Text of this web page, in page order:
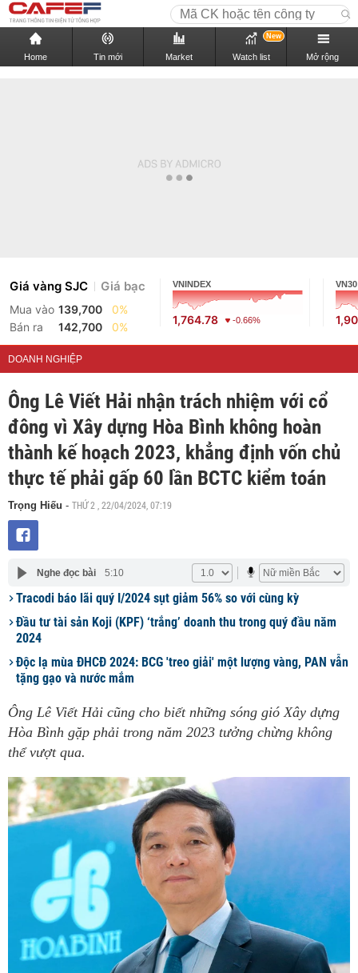
Home Tin mới Market Watch list
New
Mở rộng
Giá vàng SJC Giá bạc
Mua vào 139,700
0%
Bán ra
142,700 0%
VNINDEX
1,764.78 -0.66%
VN30
DOANH NGHIỆP
Ông Lê Viết Hải nhận trách nhiệm với cổ
đông vì Xây dựng Hòa Bình không hoàn
thành kế hoạch 2023, khẳng định vốn chủ
thực tế phải gấp 60 lần BCTC kiểm toán
Trọng Hiếu - THỨ 2 , 22/04/2024, 07:19
Nghe đọc bài 5:10
Tracodi báo lãi quý I/2024 sụt giảm 56% so với cùng kỳ
Đầu tư tài sản Koji (KPF) ‘trắng’ doanh thu trong quý đầu năm
2024
Độc lạ mùa ĐHCĐ 2024: BCG 'treo giải' một lượng vàng, PAN vẫn
tặng gạo và nước mắm
Ông Lê Viết Hải cũng cho biết những sóng gió Xây dựng
Hòa Bình gặp phải trong năm 2023 tưởng chừng không
thể vượt qua.